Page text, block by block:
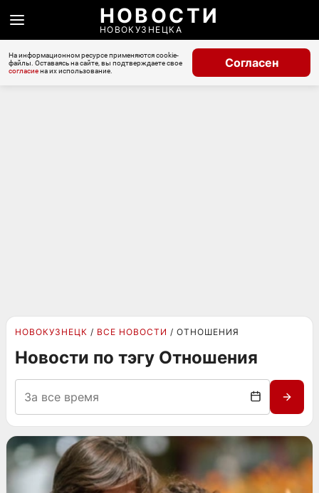
НОВОСТИ
НОВОКУЗНЕЦКА
На информационном ресурсе применяются cookie-
файлы. Оставаясь на сайте, вы подтверждаете свое
согласиена их использование.
Согласен
НОВОКУЗНЕЦК ВСЕ НОВОСТИ ОТНОШЕНИЯ
Новости по тэгу Отношения